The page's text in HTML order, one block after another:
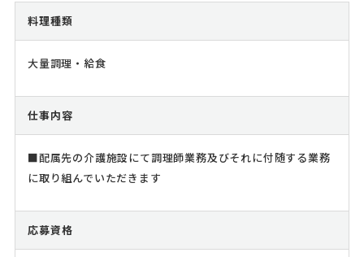
料理種類
大量調理・給食
仕事内容
■配属先の介護施設にて調理師業務及びそれに付随する業務
に取り組んでいただきます
応募資格